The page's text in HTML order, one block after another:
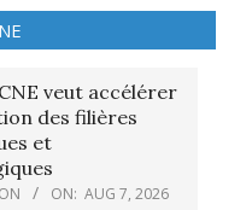
veut accélérer
des filières
et
ON: AUG 7, 2026